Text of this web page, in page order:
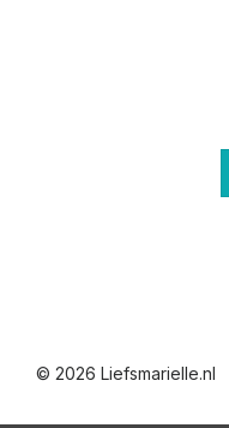
h
© 2026 Liefsmarielle.nl